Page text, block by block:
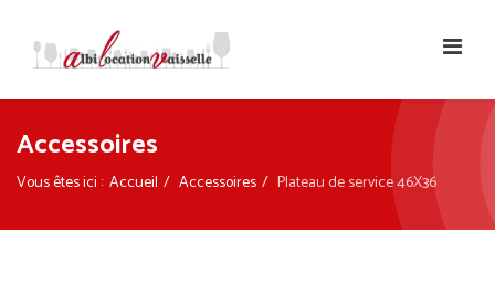
Accessoires
Vous êtes ici : Accueil Accessoires Plateau de service 46X36